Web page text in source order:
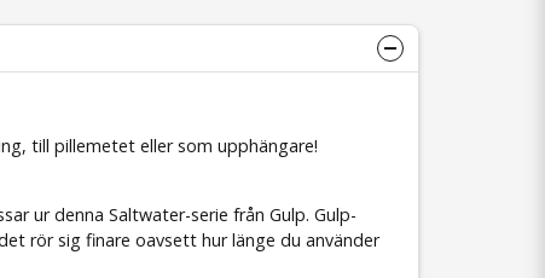
till pillemetet eller som upphängare!
ur denna Saltwater-serie från Gulp. Gulp-
rör sig finare oavsett hur länge du använder